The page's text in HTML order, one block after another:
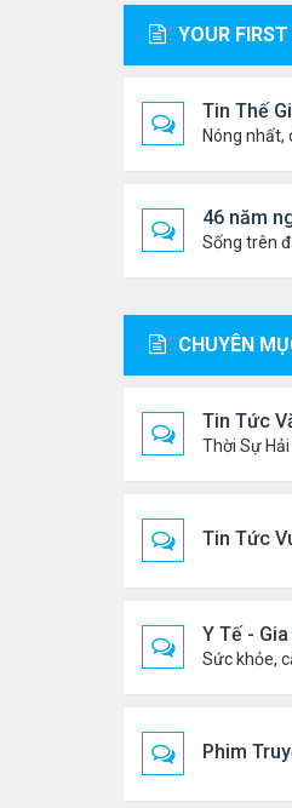
YOUR
Tin Thế
Nóng nhất,
46 năm
Sống trên
CHUYÊN
Tin Tức
Thời Sự
Tin Tức
Y Tế -
Phim